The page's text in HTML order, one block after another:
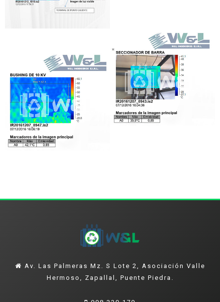
Av. Las Palmeras Mz. S Lote 2, Asociación Valle
Hermoso, Zapallal, Puente Piedra.